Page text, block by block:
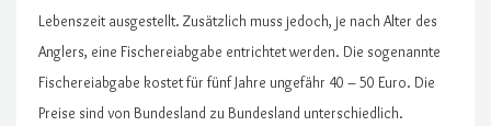
Lebenszeit ausgestellt. Zusätzlich muss jedoch, je nach Alter des
Anglers, eine Fischereiabgabe entrichtet werden. Die sogenannte
Fischereiabgabe kostet für fünf Jahre ungefähr 40 – 50 Euro. Die
Preise sind von Bundesland zu Bundesland unterschiedlich.